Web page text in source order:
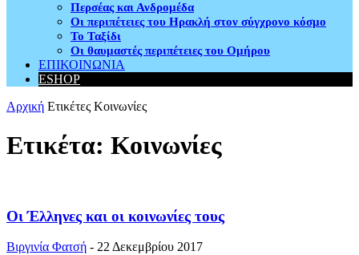
Περσέας και Ανδρομέδα
Οι περιπέτειες του Ηρακλή στον σύγχρονο κόσμο
Το Ταξίδι
Οι θαυμαστές περιπέτειες του Ομήρου
ΕΠΙΚΟΙΝΩΝΙΑ
ESHOP
Αρχική Ετικέτες Κοινωνίες
Ετικέτα: Κοινωνίες
Οι Έλληνες και οι κοινωνίες τους
Βιργινία Φατσή - 22 Δεκεμβρίου 2017